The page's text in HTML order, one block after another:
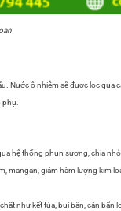
Nước ô nhiễm sẽ được lọc qua
hệ thống phun sương, chia nhỏ
mangan, giảm hàm lượng kim
như kết tủa, bụi bẩn, cặn bẩn